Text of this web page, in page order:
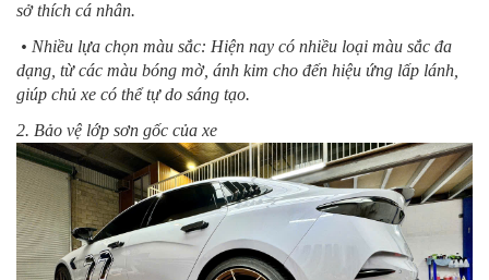
sở thích cá nhân.
• Nhiều lựa chọn màu sắc: Hiện nay có nhiều loại màu sắc đa
dạng, từ các màu bóng mờ, ánh kim cho đến hiệu ứng lấp lánh,
giúp chủ xe có thể tự do sáng tạo.
2. Bảo vệ lớp sơn gốc của xe